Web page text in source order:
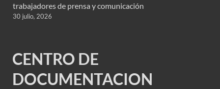
trabajadores de prensa y comunicación
30 julio, 2026
CENTRO DE
DOCUMENTACION